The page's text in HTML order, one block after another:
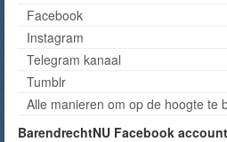
Facebook
Instagram
Telegram kanaal
Tumblr
Alle manieren om op de hoogte te
BarendrechtNU Facebook